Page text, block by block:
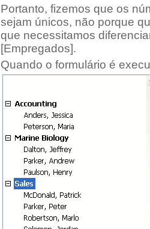
Portanto, fizemos que os
sejam únicos, não porque
que necessitamos
[Empregados].
Quando o formulário é